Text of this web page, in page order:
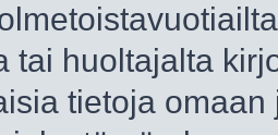
tai huoltajalta
tietoja